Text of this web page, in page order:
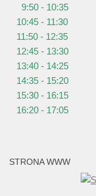
9:50 - 10:35
10:45 - 11:30
11:50 - 12:35
12:45 - 13:30
13:40 - 14:25
14:35 - 15:20
15:30 - 16:15
16:20 - 17:05
STRONA WWW